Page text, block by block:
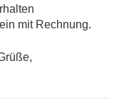
mit Rechnung.